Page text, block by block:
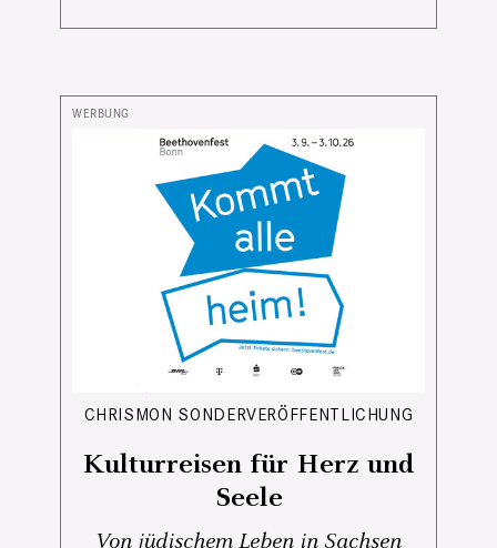
CHRISMON SONDERVERÖFFENTLICHUNG
Kulturreisen für Herz und
Seele